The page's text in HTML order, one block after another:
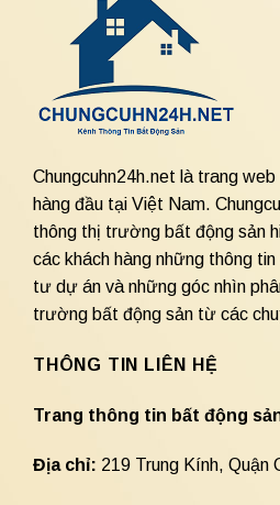
Chungcuhn24h.net là trang
hàng đầu tại Việt Nam.
thông thị trường bất động sản
các khách hàng những thông
tư dự án và những góc nhìn
trường bất động sản từ các
THÔNG TIN LIÊN HỆ
Trang thông tin bất động
Địa chỉ: 219 Trung Kính, Quận